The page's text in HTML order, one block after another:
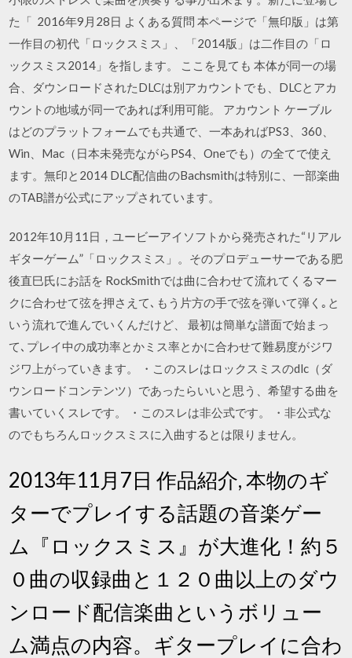
た「 2016年9月28日 よくある質問 本ページで「無印版」は第
一作目の初代「ロックスミス」、「2014版」は二作目の「ロ
ックスミス2014」を指します。 ここを見ても 本体が同一の場
合、ダウンロードされたDLCは別アカウントでも、DLCとアカ
ウントの地域が同一であれば利用可能。 アカウント ケーブル
はどのプラットフォームでも共通で、一本あればPS3、360、
Win、Mac（日本未発売ながらPS4、Oneでも）の全てで使え
ます。無印と2014 DLC配信曲のBachsmithは特別に、一部楽曲
のTAB譜が公式にアップされています。
2012年10月11日，ユービーアイソフトから発売された“リアル
ギターゲーム”「ロックスミス」。そのプロデューサーである肥
後直巳氏にお話を RockSmithでは曲に合わせて流れてくるマー
クに合わせて弦を押さえて､もう片方の手で弦を弾いて弾く｡と
いう流れで進んでいくんだけど、 最初は簡単な譜面で始まっ
て､プレイ中の成功率とかミス率とかに合わせて難易度がジワ
ジワ上がっていきます。 ・このスレはロックスミスのdlc（ダ
ウンロードコンテンツ）であったらいいと思う、希望する曲を
書いていくスレです。 ・このスレは非公式です。 ・非公式な
のでもちろんロックスミスに入曲するとは限りません。
2013年11月7日 作品紹介, 本物のギ
ターでプレイする話題の音楽ゲー
ム『ロックスミス』が大進化！約５
０曲の収録曲と１２０曲以上のダウ
ンロード配信楽曲というボリュー
ム満点の内容。ギタープレイに合わ